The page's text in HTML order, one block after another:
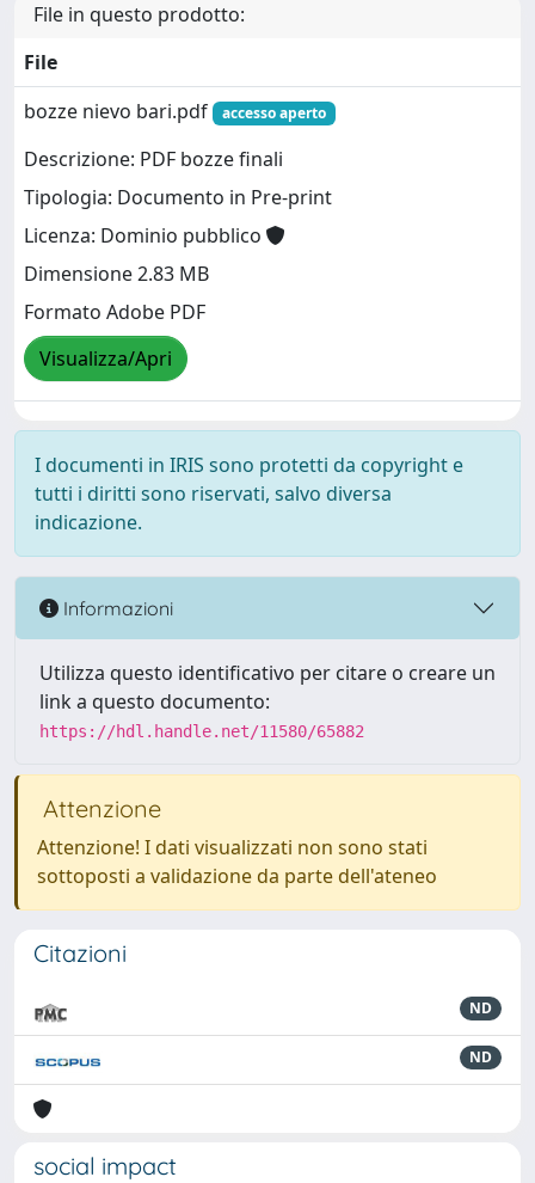
File in questo prodotto:
File
bozze nievo bari.pdf
accesso aperto
Descrizione: PDF bozze finali
Tipologia: Documento in Pre-print
Licenza: Dominio pubblico
Dimensione 2.83 MB
Formato Adobe PDF
Visualizza/Apri
I documenti in IRIS sono protetti da copyright e
tutti i diritti sono riservati, salvo diversa
indicazione.
Informazioni
Utilizza questo identificativo per citare o creare un
link a questo documento:
https://hdl.handle.net/11580/65882
Attenzione
Attenzione! I dati visualizzati non sono stati
sottoposti a validazione da parte dell'ateneo
Citazioni
ND
ND
social impact